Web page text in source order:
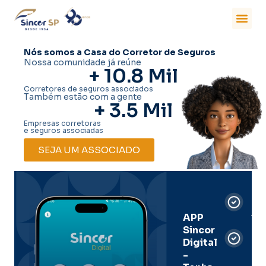
Nós somos a Casa do Corretor de Seguros
Nossa comunidade já reúne
+ 10.8 Mil
Corretores de seguros associados
Também estão com a gente
+ 3.5 Mil
Empresas corretoras
e seguros associadas
SEJA UM ASSOCIADO
APP
Sincor
Digital
-